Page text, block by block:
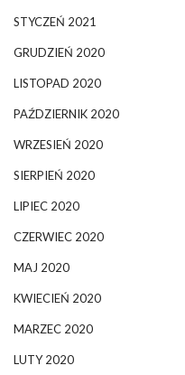
STYCZEŃ 2021
GRUDZIEŃ 2020
LISTOPAD 2020
PAŹDZIERNIK 2020
WRZESIEŃ 2020
SIERPIEŃ 2020
LIPIEC 2020
CZERWIEC 2020
MAJ 2020
KWIECIEŃ 2020
MARZEC 2020
LUTY 2020